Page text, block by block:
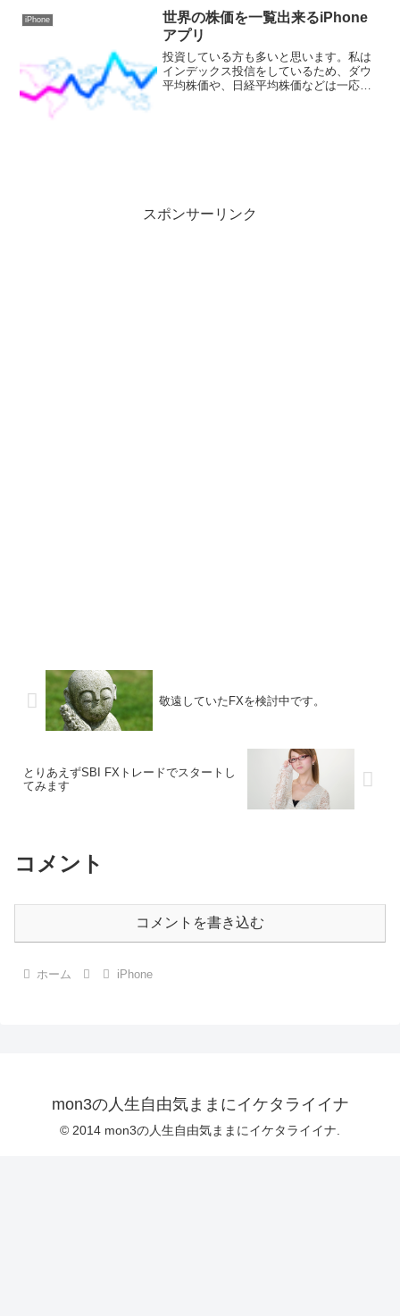
した。今回は私が人柱となりましたので
情報共有したいと思...
iPhone
世界の株価を一覧出来るiPhone
アプリ
投資している方も多いと思います。私は
インデックス投信をしているため、ダウ
平均株価や、日経平均株価などは一応気
スポンサーリンク
敬遠していたFXを検討中です。
とりあえずSBI FXトレードでスタートし
てみます
コメント
コメントを書き込む
ホーム iPhone
mon3の人生自由気ままにイケタライイナ
© 2014 mon3の人生自由気ままにイケタライイナ.